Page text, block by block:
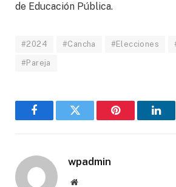
de Educación Pública.
#2024 #Cancha #Elecciones
#Pareja
FacebookTwitter Pinterest
wpadmin
Website